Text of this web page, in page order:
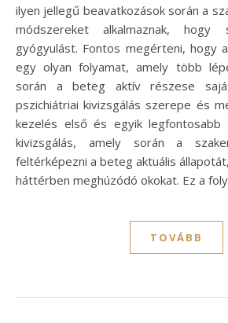
ilyen jellegű beavatkozások során a
módszereket alkalmaznak,
gyógyulást. Fontos megérteni, hogy
egy olyan folyamat, amely több
során a beteg aktív részese
pszichiátriai kivizsgálás szerepe és
kezelés első és egyik
kivizsgálás, amely során a
feltérképezni a beteg aktuális
háttérben meghúzódó okokat. Ez a
TOVÁBB